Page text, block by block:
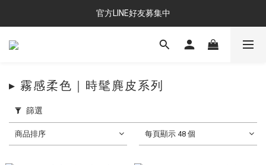
官方LINE好友募集中
▸ 霧感柔色｜時髦麂皮系列
篩選
商品排序 每頁顯示 48 個